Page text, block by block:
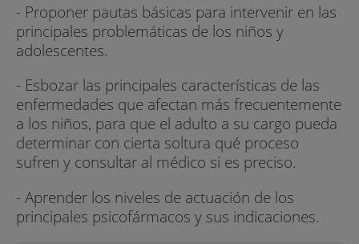
- Proponer pautas básicas para intervenir en las
principales problemáticas de los niños y
adolescentes.
- Esbozar las principales características de las
enfermedades que afectan más frecuentemente
a los niños, para que el adulto a su cargo pueda
determinar con cierta soltura qué proceso
sufren y consultar al médico si es preciso.
- Aprender los niveles de actuación de los
principales psicofármacos y sus indicaciones.